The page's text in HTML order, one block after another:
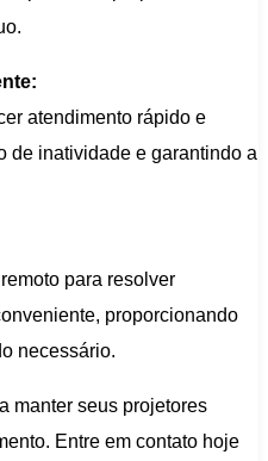
atendimento rápido e
de inatividade e garantindo a
para resolver
proporcionando
necessário.
manter seus projetores
Entre em contato hoje